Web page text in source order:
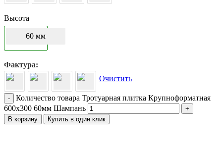
Высота
60 мм
Фактура
Очистить
-
Количество товара Тротуарная плитка Крупноформатная
600х300 60мм Шампань
+
В корзину
Купить в один клик